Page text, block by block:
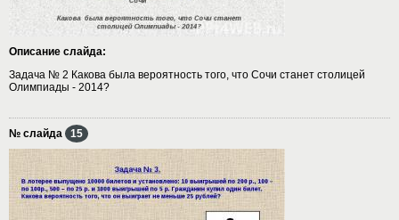
Описание слайда:
Задача № 2 Какова была вероятность того, что Сочи станет столицей
Олимпиады - 2014?
№ слайда 15